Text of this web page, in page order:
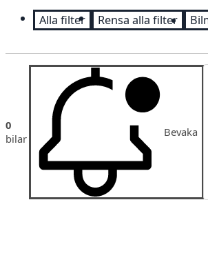
Alla filter Rensa alla filter
0
bilar
Bevaka